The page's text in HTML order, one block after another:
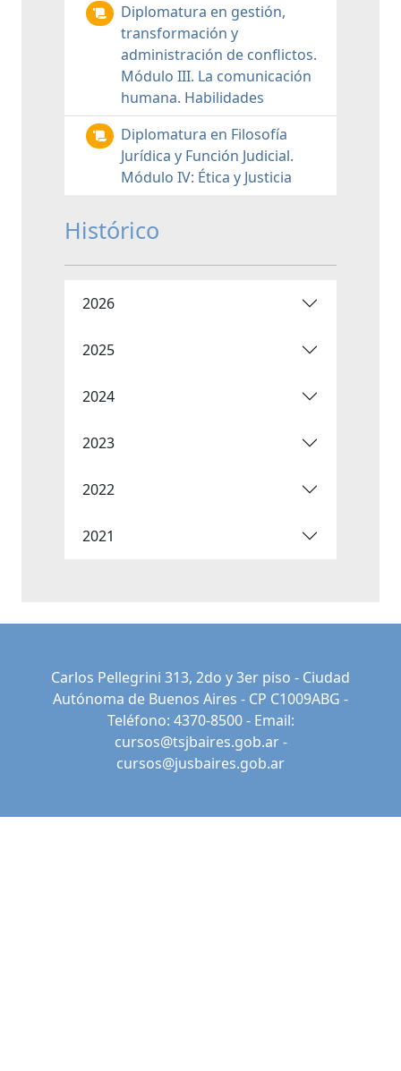
Diplomatura en gestión,
transformación y
administración de conflictos.
Módulo III. La comunicación
humana. Habilidades
Diplomatura en Filosofía
Jurídica y Función Judicial.
Módulo IV: Ética y Justicia
Histórico
2026
2025
2024
2023
2022
2021
Carlos Pellegrini 313, 2do y 3er piso - Ciudad
Autónoma de Buenos Aires - CP C1009ABG -
Teléfono: 4370-8500 - Email:
cursos@tsjbaires.gob.ar-
cursos@jusbaires.gob.ar